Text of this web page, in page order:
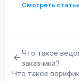
сложные
разработке
закупок
ERP.ESEP).
Смотреть статьи
Что такое
заказчика?
Что такое